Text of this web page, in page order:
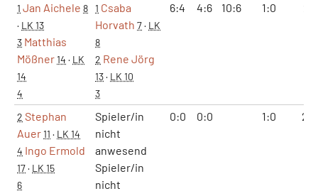
1 Jan Aichele 8
· LK 13
3 Matthias
Mößner14 · LK
14
4
1 Csaba
Horvath 7· LK
8
2 Rene Jörg
13· LK 10
3
6:4 4:6 10:6 1:0
2 Stephan
Auer11 · LK 14
4 Ingo Ermold
17· LK 15
6
Spieler/in
nicht
anwesend
Spieler/in
nicht
0:0 0:0 1:0 2:0